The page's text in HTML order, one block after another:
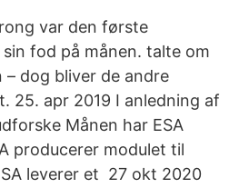
var den første
fod på månen. talte om
dog bliver de andre
25. apr 2019 I anledning af
Månen har ESA
producerer modulet til
leverer et 27 okt 2020